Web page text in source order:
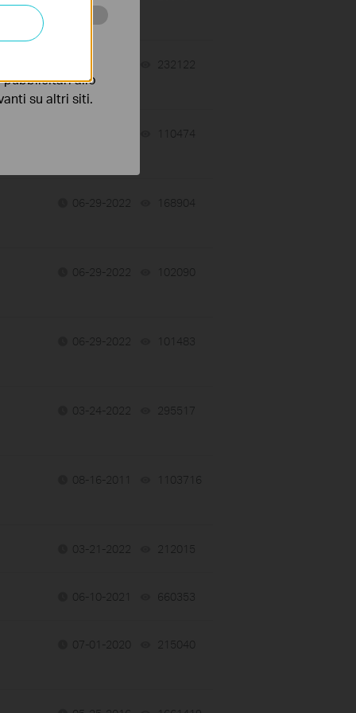
232122
110474
06-29-2022 168904
06-29-2022 102090
06-29-2022 101483
03-24-2022 295517
08-16-2011 1103716
03-21-2022 212015
06-10-2021 660353
07-01-2020 215040
di
pubblicitari allo
su altri siti.